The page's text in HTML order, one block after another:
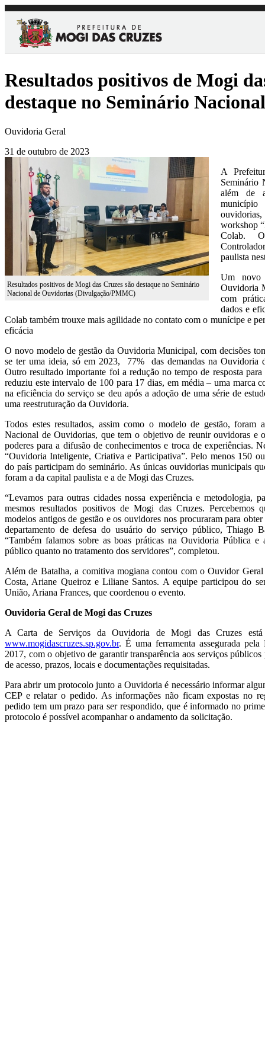
Resultados positivos de Mogi
destaque no Seminário
Ouvidoria Geral
31 de outubro de 2023
Resultados positivos de Mogi das Cruzes são destaque no Seminário
Nacional de Ouvidorias (Divulgação/PMMC)
A
Seminário
além de
workshop
Colab.
paulista
Um novo
Ouvidoria
com
dados e
Colab também trouxe mais agilidade no contato com o munícipe e
eficácia
O novo modelo de gestão da Ouvidoria Municipal, com decisões
se ter uma ideia, só em 2023, 77% das demandas na Ouvidoria
Outro resultado importante foi a redução no tempo de resposta
reduziu este intervalo de 100 para 17 dias, em média – uma marca
na eficiência do serviço se deu após a adoção de uma série de
uma reestruturação da Ouvidoria.
Todos estes resultados, assim como o modelo de gestão, foram
Nacional de Ouvidorias, que tem o objetivo de reunir ouvidoras e
poderes para a difusão de conhecimentos e troca de experiências.
“Ouvidoria Inteligente, Criativa e Participativa”. Pelo menos 150
do país participam do seminário. As únicas ouvidorias municipais
foram a da capital paulista e a de Mogi das Cruzes.
“Levamos para outras cidades nossa experiência e metodologia,
mesmos resultados positivos de Mogi das Cruzes. Percebemos
modelos antigos de gestão e os ouvidores nos procuraram para
departamento de defesa do usuário do serviço público, Thiago
“Também falamos sobre as boas práticas na Ouvidoria Pública e
público quanto no tratamento dos servidores”, completou.
Além de Batalha, a comitiva mogiana contou com o Ouvidor Geral
Costa, Ariane Queiroz e Liliane Santos. A equipe participou do
União, Ariana Frances, que coordenou o evento.
Ouvidoria Geral de Mogi das Cruzes
A Carta de Serviços da Ouvidoria de Mogi das Cruzes
www.mogidascruzes.sp.gov.br. É uma ferramenta assegurada
2017, com o objetivo de garantir transparência aos serviços
de acesso, prazos, locais e documentações requisitadas.
Para abrir um protocolo junto a Ouvidoria é necessário informar
CEP e relatar o pedido. As informações não ficam expostas no
pedido tem um prazo para ser respondido, que é informado no
protocolo é possível acompanhar o andamento da solicitação.